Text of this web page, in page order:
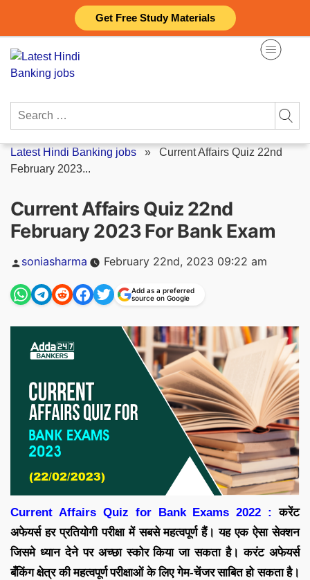
Get Free Study Materials
content
Search
Latest Hindi Banking jobs » Current Affairs Quiz 22nd
February 2023...
Current Affairs Quiz 22nd
February 2023 For Bank Exam
Posted
soniasharma February 22nd, 2023 09:22 am
Add as a preferred
source on Google
Current Affairs Quiz for Bank Exams 2022 :करेंट
अफेयर्सहर प्रतियोगी परीक्षा में सबसे महत्वपूर्ण हैं। यह एक ऐसा सेक्शन
जिसमे ध्यान देने पर अच्छा स्कोर किया जा सकता है। करंट अफेयर्स
बँकिंग क्षेत्र की महत्वपूर्ण परीक्षाओं के लिए गेम-चेंजर साबित हो सकता है।